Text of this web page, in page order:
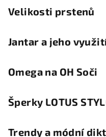
Velikosti prstenů
Jantar a jeho
Omega na OH Soči
Šperky LOTUS
Trendy a módní